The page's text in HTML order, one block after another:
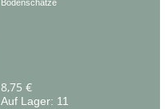
Bodenschätze
8,75 €
Auf Lager: 11